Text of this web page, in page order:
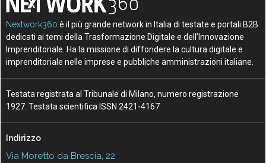
Nextwork360 è il più grande network in Italia di testate e portali B2B
dedicati ai temi della Trasformazione Digitale e dell’Innovazione
Imprenditoriale. Ha la missione di diffondere la cultura digitale e
imprenditoriale nelle imprese e pubbliche amministrazioni italiane.
Testata registrata al Tribunale di Milano, numero registrazione
1927. Testata scientifica ISSN 2421-4167
Indirizzo
Via Moretto da Brescia, 22